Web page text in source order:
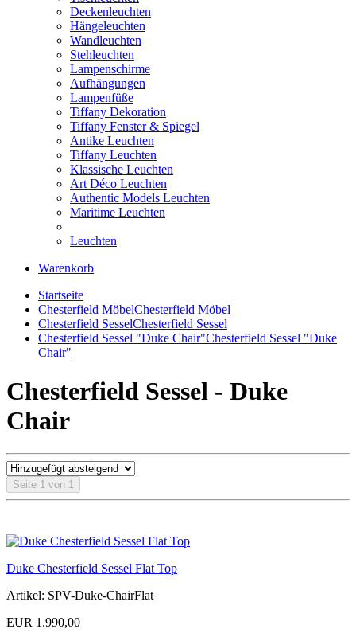
Deckenleuchten
Hängeleuchten
Wandleuchten
Stehleuchten
Lampenschirme
Aufhängungen
Lampenfüße
Tiffany Dekoration
Tiffany Fenster & Spiegel
Antike Leuchten
Tiffany Leuchten
Klassische Leuchten
Art Déco Leuchten
Authentic Models Leuchten
Maritime Leuchten
Leuchten
Warenkorb
Startseite
Chesterfield MöbelChesterfield Möbel
Chesterfield SesselChesterfield Sessel
Chesterfield Sessel "Duke Chair"Chesterfield Sessel "Duke
Chair"
Chesterfield Sessel - Duke
Chair
Seite 1 von 1
Duke Chesterfield Sessel Flat Top
Artikel: SPV-Duke-ChairFlat
EUR 1.990,00